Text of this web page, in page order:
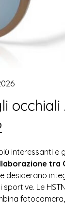
interessanti e
tra
desiderano
Le